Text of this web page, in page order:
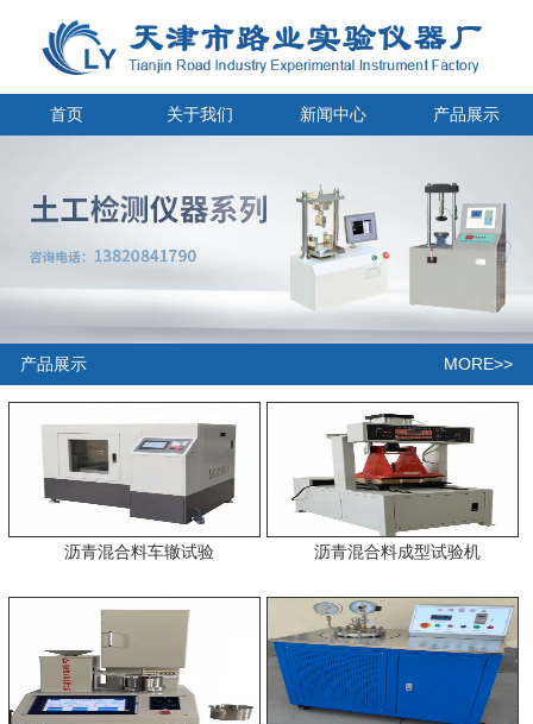
首页 关于我们 新闻中心 产品展示
产品展示 MORE>>
沥青混合料车辙试验 沥青混合料成型试验机